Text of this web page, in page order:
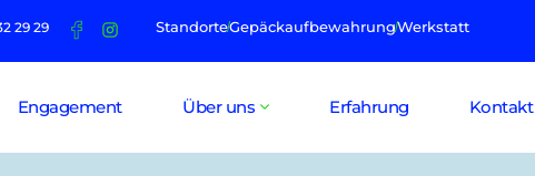
29 29 StandorteGepäckaufbewahrungWerkstatt
Engagement Über uns Erfahrung Kontakt